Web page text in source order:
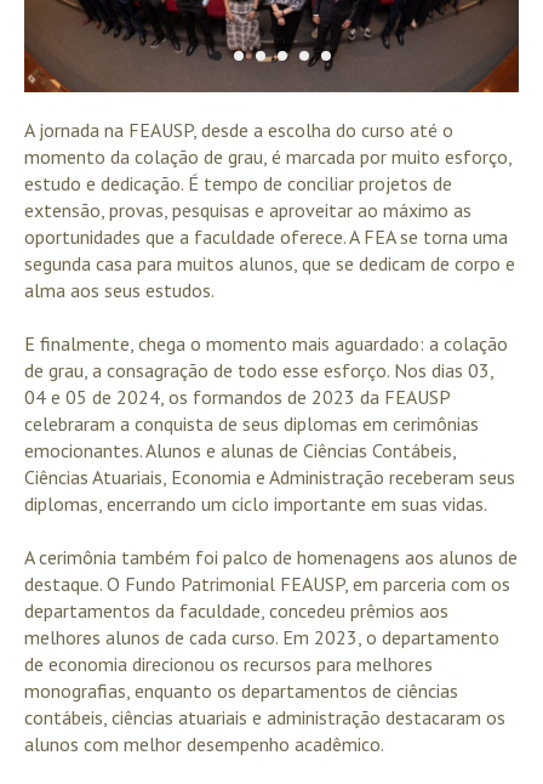
A jornada na FEAUSP, desde a escolha do curso até o
momento da colação de grau, é marcada por muito esforço,
estudo e dedicação. É tempo de conciliar projetos de
extensão, provas, pesquisas e aproveitar ao máximo as
oportunidades que a faculdade oferece. A FEA se torna uma
segunda casa para muitos alunos, que se dedicam de corpo e
alma aos seus estudos.
E finalmente, chega o momento mais aguardado: a colação
de grau, a consagração de todo esse esforço. Nos dias 03,
04 e 05 de 2024, os formandos de 2023 da FEAUSP
celebraram a conquista de seus diplomas em cerimônias
emocionantes. Alunos e alunas de Ciências Contábeis,
Ciências Atuariais, Economia e Administração receberam seus
diplomas, encerrando um ciclo importante em suas vidas.
A cerimônia também foi palco de homenagens aos alunos de
destaque. O Fundo Patrimonial FEAUSP, em parceria com os
departamentos da faculdade, concedeu prêmios aos
melhores alunos de cada curso. Em 2023, o departamento
de economia direcionou os recursos para melhores
monografias, enquanto os departamentos de ciências
contábeis, ciências atuariais e administração destacaram os
alunos com melhor desempenho acadêmico.